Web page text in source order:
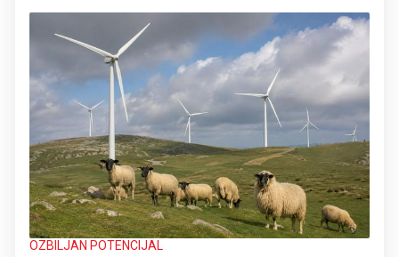
OZBILJAN POTENCIJAL